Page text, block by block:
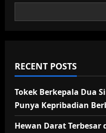
Rika,
Akibat
RECENT POSTS
Tokek Berkepala Dua
Punya Kepribadian
Hewan Darat Terbesar